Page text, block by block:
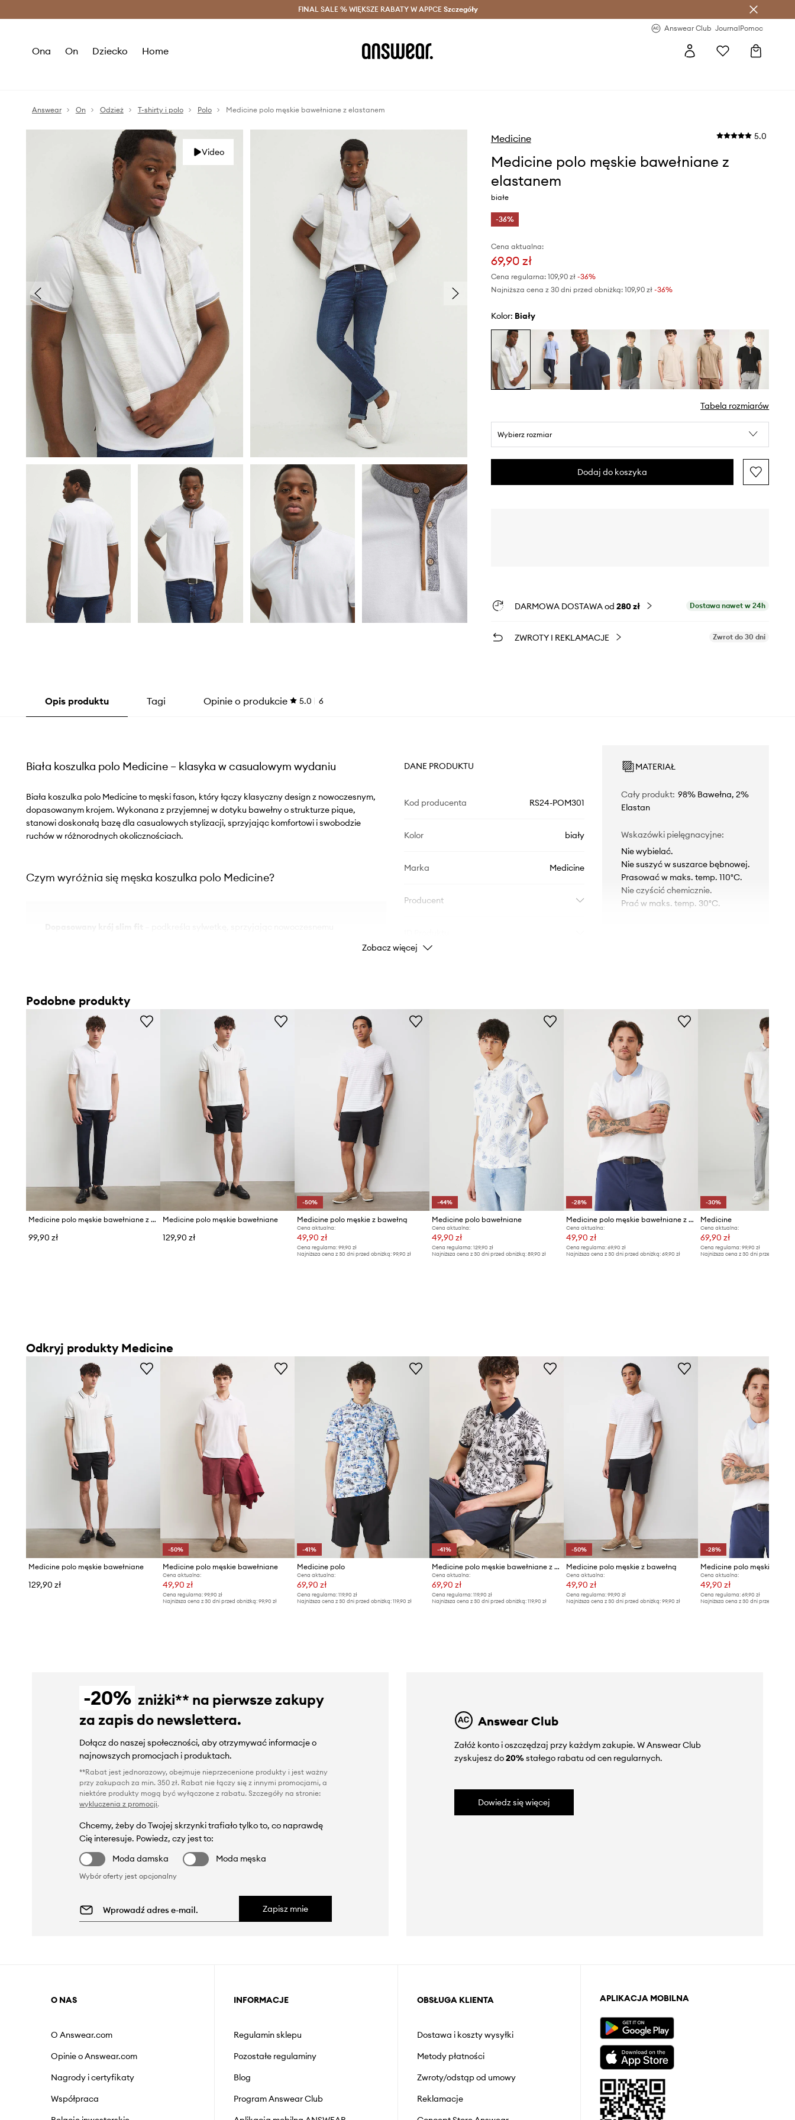
Oszczędzaj z Answear Club > Dostawa nawet w 24h >
FINAL SALE % WIĘKSZE RABATY W APPCE Szczegóły
Answear Club JournalPomoc
Ona On Dziecko Home
Answear On Odzież T-shirty i polo Polo Medicine polo męskie bawełniane z elastanem
Video
Medicine 5.0
Medicine polo męskie bawełniane z
elastanem
białe
-36%
Cena aktualna:
69,90 zł
Cena regularna: 109,90 zł-36%
Najniższa cena z 30 dni przed obniżką: 109,90 zł -36%
Kolor: biały
Tabela rozmiarów
Wybierz rozmiar
Dodaj do koszyka
DARMOWA DOSTAWA od 280 zł Dostawa nawet w 24h
ZWROTY I REKLAMACJE Zwrot do 30 dni
Opis produktu Tagi Opinie o produkcie 5.0 6
Biała koszulka polo Medicine – klasyka w casualowym wydaniu
Biała koszulka polo Medicine to męski fason, który łączy klasyczny design z nowoczesnym,
dopasowanym krojem. Wykonana z przyjemnej w dotyku bawełny o strukturze pique,
stanowi doskonałą bazę dla casualowych stylizacji, sprzyjając komfortowi i swobodzie
ruchów w różnorodnych okolicznościach.
Czym wyróżnia się męska koszulka polo Medicine?
Miękka bawełna z elastanem– sprzyja wygodzie noszenia i lekkiemu
dopasowaniu do ciała
Lekko elastyczny materiał
– wspomaga swobodę ruchów, nie krępując
podczas aktywności
Struktura pique
– nadaje dzianinie subtelnej faktury, wzbogacając gładki
design
Uniwersalny styl casual
– doskonale komponuje się z różnorodnymi
elementami garderoby
DANE PRODUKTU
Kod producenta RS24-POM301
Kolor biały
Marka Medicine
Producent
MATERIAŁ
Cały produkt: 98% Bawełna, 2%
Elastan
Wskazówki pielęgnacyjne:
Nie wybielać.
Nie suszyć w suszarce bębnowej.
Prasować w maks. temp. 110°C.
Nie czyścić chemicznie.
Prać w maks. temp. 30°C.
WYMIARY
Długość
Szerokość pod pachami
51,5 cm
Wymiary podane dla rozmiaru
Tabela rozmiarów
Zobacz więcej
Podobne produkty
Medicine polo męskie bawełniane z elastanem
99,90 zł
Medicine polo męskie bawełniane
129,90 zł
-50%
Medicine polo męskie z bawełną
Cena aktualna:
49,90 zł
Cena regularna: 99,90 zł
Najniższa cena z 30 dni przed obniżką: 99,90 zł
-44%
Medicine polo bawełniane
Cena aktualna:
49,90 zł
Cena regularna: 129,90 zł
Najniższa cena z 30 dni przed obniżką: 89,90 zł
-28%
Medicine polo męskie bawełniane z elastanem
Cena aktualna:
49,90 zł
Cena regularna:69,90 zł
Najniższa cena z 30 dni przed obniżką:69,90 zł
-30%
Medicine
Cena aktualna:
69,90 zł
Cena regularna: 99,90 zł
Najniższa cena z 30 dni przed obniżką:
Odkryj produkty Medicine
Medicine polo męskie bawełniane
129,90 zł
-50%
Medicine polo męskie bawełniane
Cena aktualna:
49,90 zł
Cena regularna:99,90 zł
Najniższa cena z 30 dni przed obniżką:99,90 zł
-41%
Medicine polo
Cena aktualna:
69,90 zł
Cena regularna: 119,90 zł
Najniższa cena z 30 dni przed obniżką: 119,90 zł
-41%
Medicine polo męskie bawełniane z elastanem
Cena aktualna:
69,90 zł
Cena regularna: 119,90 zł
Najniższa cena z 30 dni przed obniżką: 119,90 zł
-50%
Medicine polo męskie z bawełną
Cena aktualna:
49,90 zł
Cena regularna:99,90 zł
Najniższa cena z 30 dni przed obniżką:99,90 zł
-28%
Cena aktualna:
49,90 zł
Cena regularna: 69,90 zł
Najniższa cena z 30 dni przed obniżką:
-20% zniżki** na pierwsze zakupy
za zapis do newslettera.
Dołącz do naszej społeczności, aby otrzymywać informacje o
najnowszych promocjach i produktach.
**Rabat jest jednorazowy, obejmuje nieprzecenione produkty i jest ważny
przy zakupach za min. 350 zł. Rabat nie łączy się z innymi promocjami, a
niektóre produkty mogą być wyłączone z rabatu. Szczegóły na stronie:
wykluczenia z promocji.
Chcemy, żeby do Twojej skrzynki trafiało tylko to, co naprawdę
Cię interesuje. Powiedz, czy jest to:
Moda damska
Moda męska
Wybór oferty jest opcjonalny
Zapisz mnie
Answear Club
Załóż konto i oszczędzaj przy każdym zakupie. W Answear Club
zyskujesz do20%stałego rabatu od cen regularnych.
Dowiedz się więcej
O NAS
O Answear.com
Opinie o Answear.com
Nagrody i certyfikaty
Współpraca
INFORMACJE
Regulamin sklepu
Pozostałe regulaminy
Blog
Program Answear Club
OBSŁUGA KLIENTA
Dostawa i koszty wysyłki
Metody płatności
Zwroty/odstąp od umowy
Reklamacje
APLIKACJA MOBILNA